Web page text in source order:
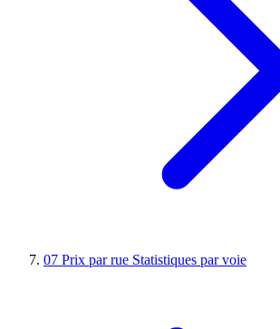
07 Prix par rue Statistiques par voie